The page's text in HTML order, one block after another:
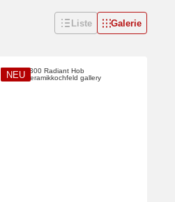
Liste Galerie
NEU